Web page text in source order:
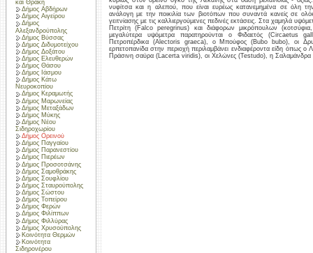
και Θράκη
Δήμος Αβδήρων
Δήμος Αιγείρου
Δήμος
Αλεξανδρούπολης
Δήμος Βύσσας
Δήμος Διδυμοτείχου
Δήμος Δοξάτου
Δήμος Ελευθερών
Δήμος Θάσου
Δήμος Ιάσμου
Δήμος Κάτω
Νευροκοπίου
Δήμος Κεραμωτής
Δήμος Μαρωνείας
Δήμος Μεταξάδων
Δήμος Μύκης
Δήμος Νέου
Σιδηροχωρίου
Δήμος Ορεινού
Δήμος Παγγαίου
Δήμος Παρανεστίου
Δήμος Πιερέων
Δήμος Προσοτσάνης
Δήμος Σαμοθράκης
Δήμος Σουφλίου
Δήμος Σταυρούπολης
Δήμος Σώστου
Δήμος Τοπείρου
Δήμος Φερών
Δήμος Φιλίππων
Δήμος Φιλλύρας
Δήμος Χρυσούπολης
Κοινότητα Θερμών
Κοινότητα
Σιδηρονέρου
νυφίτσα και η αλεπού, που είναι ευρέως κατανεμημένα σε όλη
ανάλογη με την ποικιλία των βιοτόπων που συναντά κανείς σε
γειτνίασης με τις καλλιεργούμενες πεδινές εκτάσεις. Στα χαμηλά
Πετρίτη (Falco peregrinus) και διάφορων μικρόπουλων
μεγαλύτερα υψόμετρα παρατηρούνται ο Φιδαετός (Circaetus
Πετροπέρδικα (Alectoris graeca), ο Μπούφος (Bubo bubo), οι
ερπετοπανίδα στην περιοχή περιλαμβάνει ενδιαφέροντα είδη όπως
Πράσινη σαύρα (Lacerta viridis), οι Χελώνες (Testudo), η